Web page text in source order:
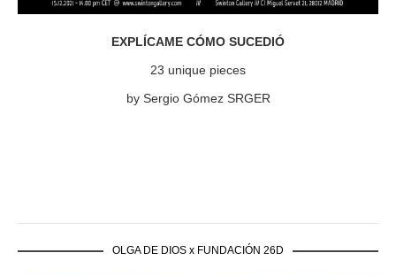
EXPLÍCAME CÓMO SUCEDIÓ
23 unique pieces
by Sergio Gómez SRGER
OLGA DE DIOS x FUNDACIÓN 26D